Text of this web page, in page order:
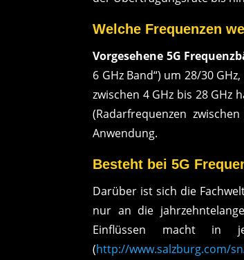
Welche Frequenzen
Vorgesehene 5G
6 GHz Band“) um 28/30
zwischen 4 GHz bis 28 GHz
(Radarfrequenzen
Anwendung.
Besteht bei 5G
Darüber ist sich die
nur an die
Einflüssen macht in
(http://www.salzburg.com/